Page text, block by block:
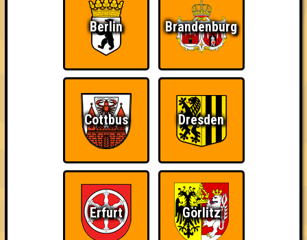
The Amount of Teilnahmen is too
damn high
Nehmt an 300 Quizlaboren teil
~ Noch nicht erreicht ~
Berlin Brandenburg
Cottbus Dresden
Erfurt Görlitz